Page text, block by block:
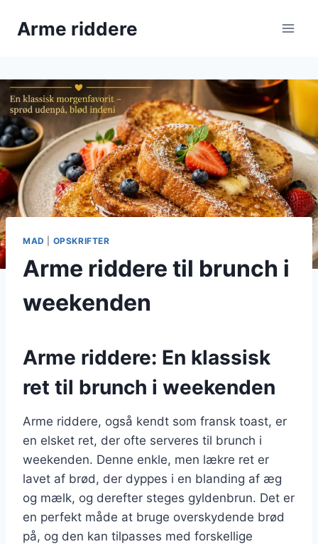
Arme riddere
MAD OPSKRIFTER
Arme riddere til brunch i
weekenden
Arme riddere: En klassisk
ret til brunch i weekenden
Arme riddere, også kendt som fransk toast, er
en elsket ret, der ofte serveres til brunch i
weekenden. Denne enkle, men lækre ret er
lavet af brød, der dyppes i en blanding af æg
og mælk, og derefter steges gyldenbrun. Det er
en perfekt måde at bruge overskydende brød
på, og den kan tilpasses med forskellige